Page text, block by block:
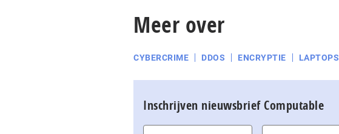
Meer over
CYBERCRIME DDOS ENCRYPTIE LAPTOPS
Inschrijven nieuwsbrief Computable